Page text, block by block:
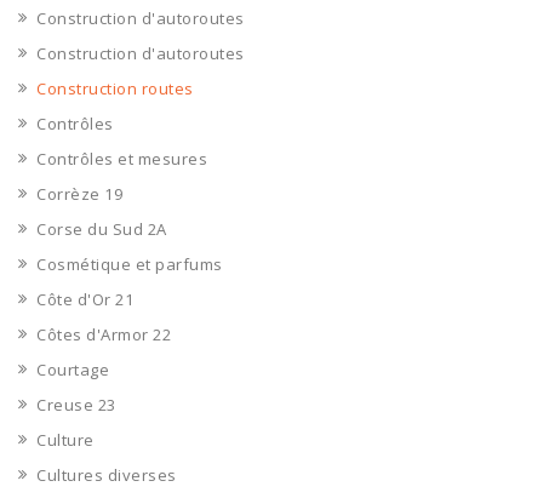
Construction d'autoroutes
Construction d'autoroutes
Construction routes
Contrôles
Contrôles et mesures
Corrèze 19
Corse du Sud 2A
Cosmétique et parfums
Côte d'Or 21
Côtes d'Armor 22
Courtage
Creuse 23
Culture
Cultures diverses